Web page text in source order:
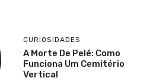
CURIOSIDADES
A Morte De Pelé: Como
Funciona Um Cemitério
Vertical